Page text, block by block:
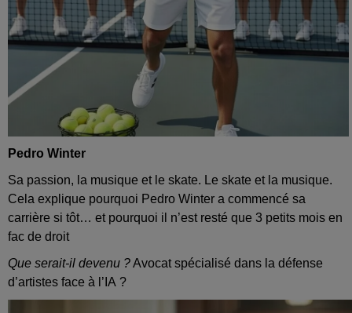
Pedro Winter
Sa passion, la musique et le skate. Le skate et la musique.
Cela explique pourquoi Pedro Winter a commencé sa
carrière si tôt… et pourquoi il n’est resté que 3 petits mois en
fac de droit
Que serait‑il devenu ?Avocat spécialisé dans la défense
d’artistes face à l’IA ?